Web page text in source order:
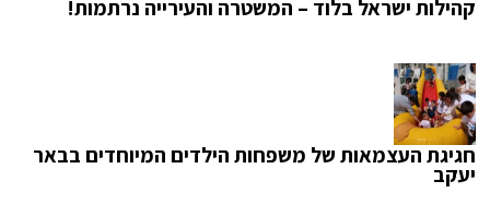
קהילות ישראל בלוד – המשטרה והעירייה נרתמות!
חגיגת העצמאות של משפחות הילדים המיוחדים בבאר
יעקב